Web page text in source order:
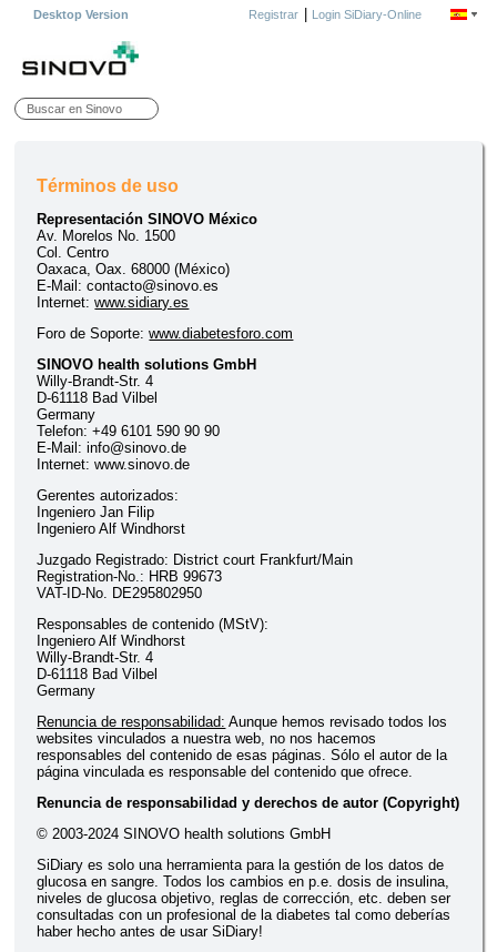
Desktop Version Registrar| Login SiDiary-Online
Términos de uso
Representación SINOVO México
Av. Morelos No. 1500
Col. Centro
Oaxaca, Oax. 68000 (México)
E-Mail: contacto@sinovo.es
Internet:www.sidiary.es
Foro de Soporte:www.diabetesforo.com
SINOVO health solutions GmbH
Willy-Brandt-Str. 4
D-61118 Bad Vilbel
Germany
Telefon: +49 6101 590 90 90
E-Mail: info@sinovo.de
Internet: www.sinovo.de
Gerentes autorizados:
Ingeniero Jan Filip
Ingeniero Alf Windhorst
Juzgado Registrado: District court Frankfurt/Main
Registration-No.: HRB 99673
VAT-ID-No. DE295802950
Responsables de contenido (MStV):
Ingeniero Alf Windhorst
Willy-Brandt-Str. 4
D-61118 Bad Vilbel
Germany
Renuncia de responsabilidad: Aunque hemos revisado todos los
websites vinculados a nuestra web, no nos hacemos
responsables del contenido de esas páginas. Sólo el autor de la
página vinculada es responsable del contenido que ofrece.
Renuncia de responsabilidad y derechos de autor (Copyright)
© 2003-2024 SINOVO health solutions GmbH
SiDiary es solo una herramienta para la gestión de los datos de
glucosa en sangre. Todos los cambios en p.e. dosis de insulina,
niveles de glucosa objetivo, reglas de corrección, etc. deben ser
consultadas con un profesional de la diabetes tal como deberías
haber hecho antes de usar SiDiary!